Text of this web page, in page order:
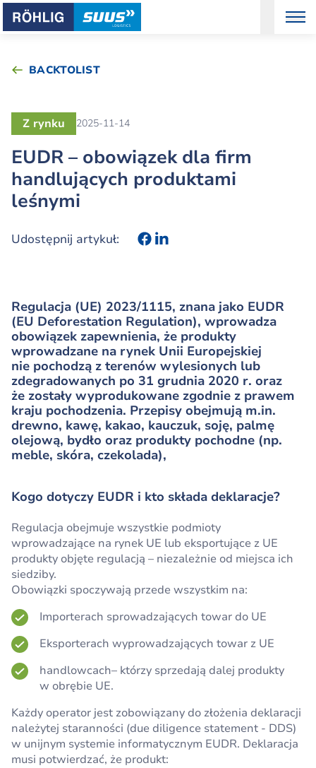
BACKTOLIST
EUDR – obowiązek dla firm
handlujących produktami
leśnymi
Z rynku 2025-11-14
Udostępnij artykuł:
Regulacja (UE) 2023/1115, znana jako EUDR
(EU Deforestation Regulation), wprowadza
obowiązek zapewnienia, że produkty
wprowadzane na rynek Unii Europejskiej
nie pochodzą z terenów wylesionych lub
zdegradowanych po 31 grudnia 2020 r. oraz
że zostały wyprodukowane zgodnie z prawem
kraju pochodzenia. Przepisy obejmują m.in.
drewno, kawę, kakao, kauczuk, soję, palmę
olejową, bydło oraz produkty pochodne (np.
meble, skóra, czekolada),
Kogo dotyczy EUDR i kto składa deklaracje?
Regulacja obejmuje wszystkie podmioty
wprowadzające na rynek UE lub eksportujące z UE
produkty objęte regulacją – niezależnie od miejsca ich
siedziby.
Obowiązki spoczywają przede wszystkim na:
Importerach sprowadzających towar do UE
Eksporterach wyprowadzających towar z UE
handlowcach– którzy sprzedają dalej produkty
w obrębie UE.
Każdy operator jest zobowiązany do złożenia deklaracji
należytej staranności (due diligence statement - DDS)
w unijnym systemie informatycznym EUDR. Deklaracja
musi potwierdzać, że produkt: